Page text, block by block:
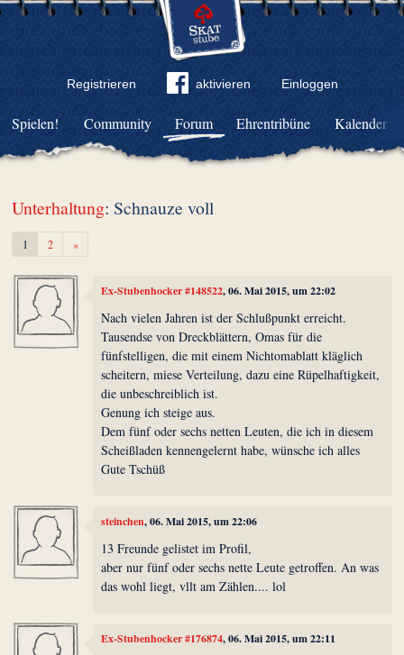
Registrieren aktivieren Einloggen
Community Forum Ehrentribüne Kalender
Spielen!
Unterhaltung: Schnauze voll
1 2 »Weiter
Ex-Stubenhocker #148522, 06. Mai 2015, um 22:02
Nach vielen Jahren ist der Schlußpunkt erreicht.
Tausendse von Dreckblättern, Omas für die
fünfstelligen, die mit einem Nichtomablatt kläglich
scheitern, miese Verteilung, dazu eine Rüpelhaftigkeit,
die unbeschreiblich ist.
Genung ich steige aus.
Dem fünf oder sechs netten Leuten, die ich in diesem
Scheißladen kennengelernt habe, wünsche ich alles
Gute Tschüß
steinchen, 06. Mai 2015, um 22:06
13 Freunde gelistet im Profil,
aber nur fünf oder sechs nette Leute getroffen. An was
das wohl liegt, vllt am Zählen.... lol
Ex-Stubenhocker #176874, 06. Mai 2015, um 22:11